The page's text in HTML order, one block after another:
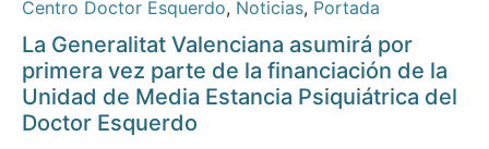
Centro Doctor Esquerdo, Noticias, Portada
La Generalitat Valenciana asumirá por
primera vez parte de la financiación de la
Unidad de Media Estancia Psiquiátrica del
Doctor Esquerdo